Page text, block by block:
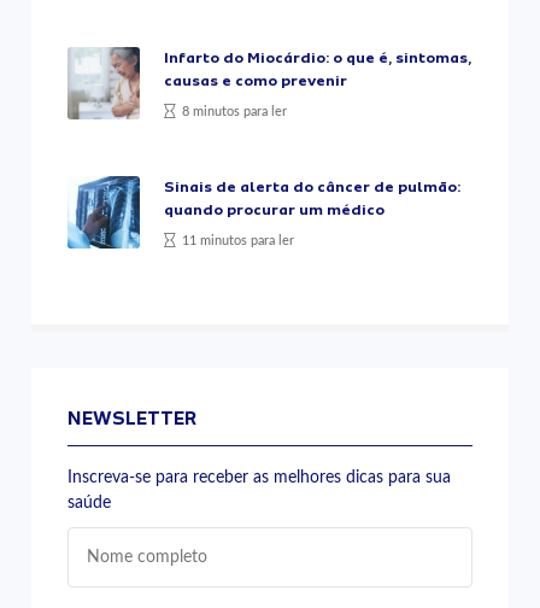
Infarto do Miocárdio: o que é, sintomas,
causas e como prevenir
8 minutos para ler
Sinais de alerta do câncer de pulmão:
quando procurar um médico
11 minutos para ler
NEWSLETTER
Inscreva-se para receber as melhores dicas para sua
saúde